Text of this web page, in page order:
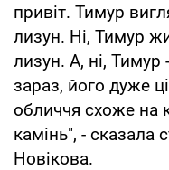
привіт. Тимур
лизун. Ні, Тимур
лизун. А, ні, Тимур
зараз, його дуже
обличчя схоже на
камінь", - сказала
Новікова.